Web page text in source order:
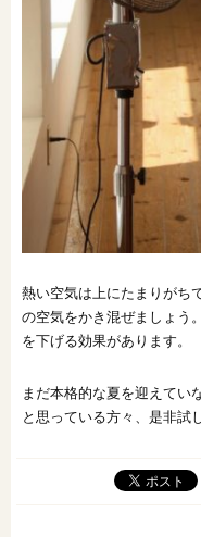
熱い空気は上にたまりがち
の空気をかき混ぜましょう
を下げる効果があります。
まだ本格的な夏を迎えてい
と思っている方々、是非試